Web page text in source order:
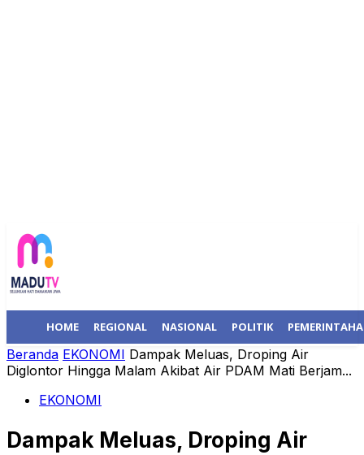
HOME REGIONAL NASIONAL POLITIK
Beranda EKONOMI Dampak Meluas, Droping Air
Diglontor Hingga Malam Akibat Air PDAM Mati Berjam...
EKONOMI
Dampak Meluas, Droping Air